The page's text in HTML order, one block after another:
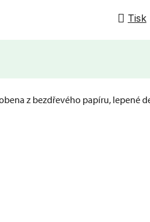
Tisk
z bezdřevého papíru, lepené